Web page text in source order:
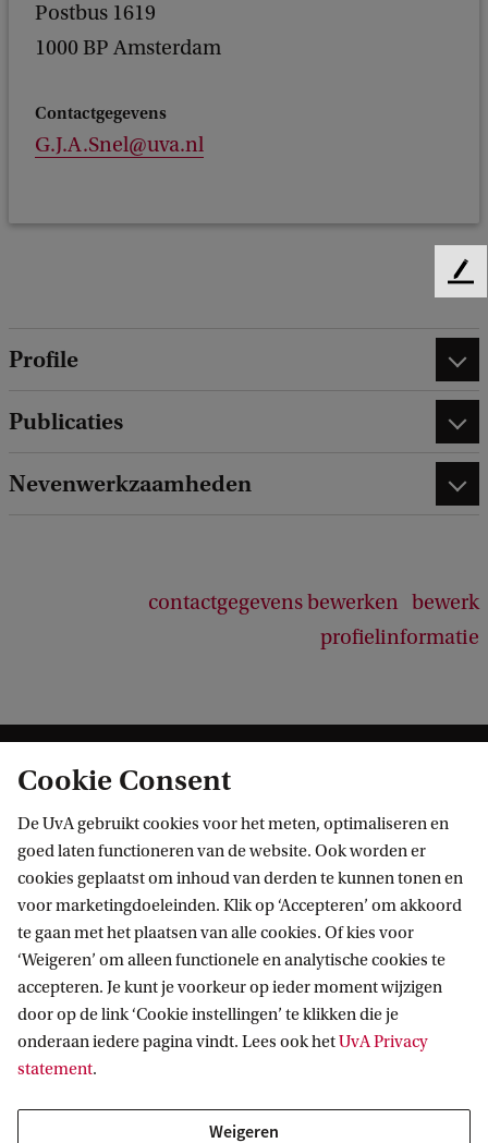
Postbus 1619
1000 BP Amsterdam
Contactgegevens
G.J.A.Snel@uva.nl
Profile
Publicaties
Nevenwerkzaamheden
contactgegevens bewerken bewerk
profielinformatie
Informatie voor
Bachelorstudiekiezers
Masterstudiekiezers
UvA-studenten
Medewerkers
Journalisten
Alumni
Schooldecanen en vakdocenten
Direct naar
Webmail
Bibliotheek
Vacatures
Huisstijl
Contact
UvA op social media
Cookie Consent
De UvA gebruikt cookies voor het meten, optimaliseren en
goed laten functioneren van de website. Ook worden er
cookies geplaatst om inhoud van derden te kunnen tonen en
voor marketingdoeleinden. Klik op ‘Accepteren’ om akkoord
te gaan met het plaatsen van alle cookies. Of kies voor
‘Weigeren’ om alleen functionele en analytische cookies te
accepteren. Je kunt je voorkeur op ieder moment wijzigen
door op de link ‘Cookie instellingen’ te klikken die je
onderaan iedere pagina vindt. Lees ook hetUvA Privacy
statement.
Weigeren
F
d
b
a
c
k